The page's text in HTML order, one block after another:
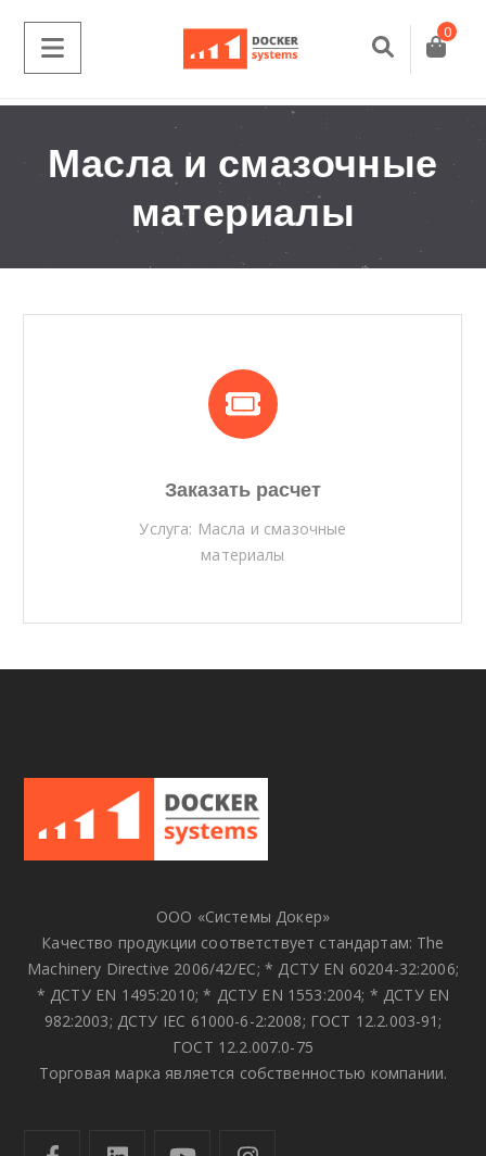
0
Масла и смазочные
материалы
Заказать расчет
Услуга: Масла и смазочные
материалы
ООО «Системы Докер»
Качество продукции соответствует стандартам: The
Machinery Directive 2006/42/EC; * ДСТУ EN 60204-32:2006;
* ДСТУ EN 1495:2010; * ДСТУ EN 1553:2004; * ДСТУ EN
982:2003; ДСТУ IEC 61000-6-2:2008; ГОСТ 12.2.003-91;
ГОСТ 12.2.007.0-75
Торговая марка является собственностью компании.